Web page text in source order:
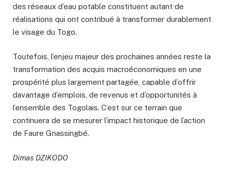
des réseaux d’eau potable constituent autant de
réalisations qui ont contribué à transformer durablement
le visage du Togo.
Toutefois, l’enjeu majeur des prochaines années reste la
transformation des acquis macroéconomiques en une
prospérité plus largement partagée, capable d’offrir
davantage d’emplois, de revenus et d’opportunités à
l’ensemble des Togolais. C’est sur ce terrain que
continuera de se mesurer l’impact historique de l’action
de Faure Gnassingbé.
Dimas DZIKODO